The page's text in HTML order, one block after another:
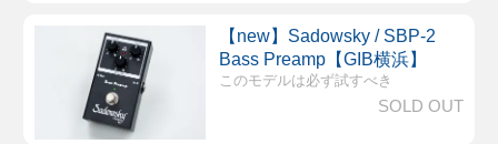
【new】Sadowsky / SBP-2
Bass Preamp【GIB横浜】
このモデルは必ず試すべき
SOLD OUT